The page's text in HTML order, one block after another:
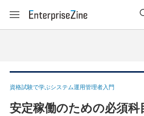
資格試験で学ぶシステム運用管理者入門
安定稼働のための必須科